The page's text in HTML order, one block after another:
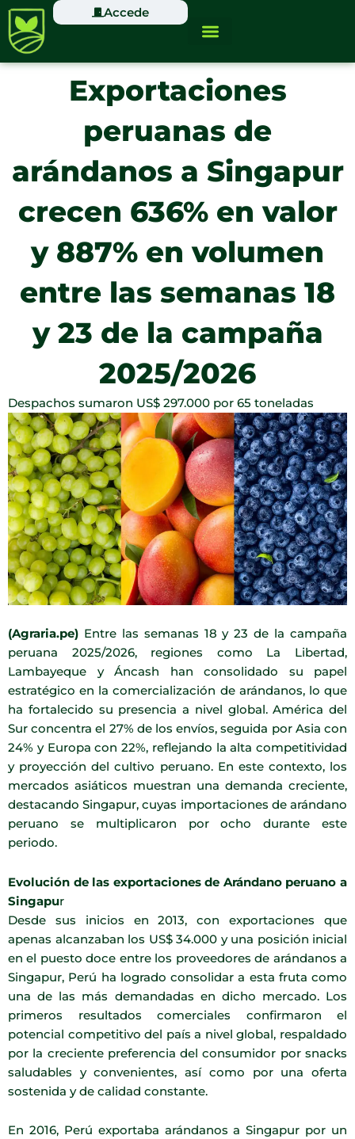
contenido
Accede
Exportaciones
peruanas de
arándanos a Singapur
crecen 636% en valor
y 887% en volumen
entre las semanas 18
y 23 de la campaña
2025/2026
Despachos sumaron US$ 297.000 por 65 toneladas
(Agraria.pe) Entre las semanas 18 y 23 de la campaña
peruana 2025/2026, regiones como La Libertad,
Lambayeque y Áncash han consolidado su papel
estratégico en la comercialización de arándanos, lo que
ha fortalecido su presencia a nivel global. América del
Sur concentra el 27% de los envíos, seguida por Asia con
24% y Europa con 22%, reflejando la alta competitividad
y proyección del cultivo peruano. En este contexto, los
mercados asiáticos muestran una demanda creciente,
destacando Singapur, cuyas importaciones de arándano
peruano se multiplicaron por ocho durante este
periodo.
Evolución de las exportaciones de Arándano peruano a
Singapur
Desde sus inicios en 2013, con exportaciones que
apenas alcanzaban los US$ 34.000 y una posición inicial
en el puesto doce entre los proveedores de arándanos a
Singapur, Perú ha logrado consolidar a esta fruta como
una de las más demandadas en dicho mercado. Los
primeros resultados comerciales confirmaron el
potencial competitivo del país a nivel global, respaldado
por la creciente preferencia del consumidor por snacks
saludables y convenientes, así como por una oferta
sostenida y de calidad constante.
En 2016, Perú exportaba arándanos a Singapur por un